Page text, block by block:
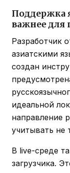
Поддержка
важнее для
Разработчик
азиатскими
создан
идеальной
направление
учитывать не
В live-среде
загрузчика.